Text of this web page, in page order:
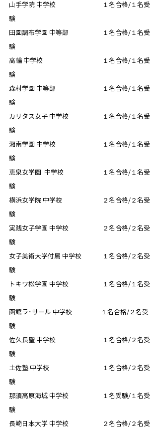
山手学院 中学校　　　　　　　 １名合格/１名受
験
田園調布学園 中等部　　　　　 １名合格/１名受
験
高輪 中学校　　　　　　　　　 １名合格/１名受
験
森村学園 中等部　　　　　　　 １名合格/１名受
験
カリタス女子 中学校　　　　　 １名合格/１名受
験
湘南学園 中学校　　　　　　　 １名合格/１名受
験
恵泉女学園  中学校　　　　　　１名合格/１名受
験
横浜女学院 中学校　　　　　　 ２名合格/２名受
験
実践女子学園 中学校　　　　　 ２名合格/２名受
験
女子美術大学付属 中学校　　　 １名合格/２名受
験
トキワ松学園 中学校　　　　　 １名合格/１名受
験
函館ラ･サール 中学校　　　　  １名合格/２名受
験
佐久長聖 中学校　　　　　　　 １名合格/２名受
験
土佐塾 中学校　　　　　　　　 １名合格/２名受
験
那須高原海城 中学校　　　　　 １名受験/１名受
験
長崎日本大学 中学校　　　　　 ２名合格/２名受